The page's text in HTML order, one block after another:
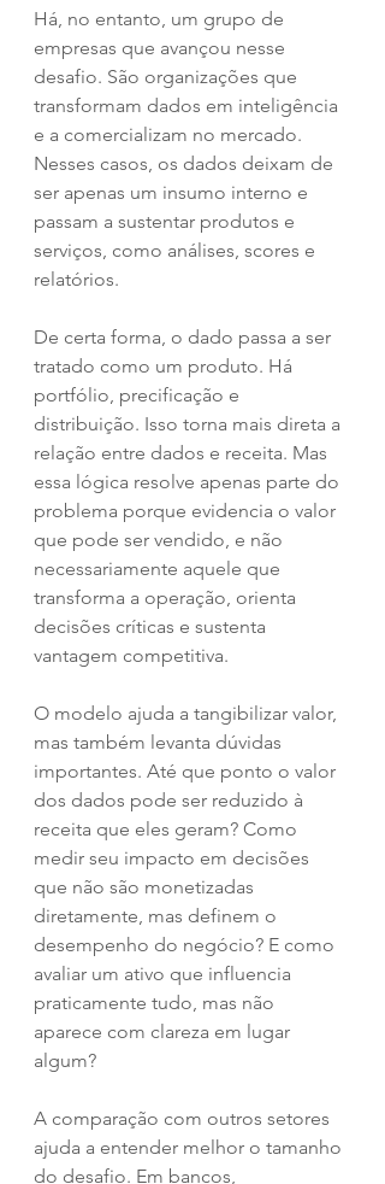
Há, no entanto, um grupo de
empresas que avançou nesse
desafio. São organizações que
transformam dados em inteligência
e a comercializam no mercado.
Nesses casos, os dados deixam de
ser apenas um insumo interno e
passam a sustentar produtos e
serviços, como análises, scores e
relatórios.
De certa forma, o dado passa a ser
tratado como um produto. Há
portfólio, precificação e
distribuição. Isso torna mais direta a
relação entre dados e receita. Mas
essa lógica resolve apenas parte do
problema porque evidencia o valor
que pode ser vendido, e não
necessariamente aquele que
transforma a operação, orienta
decisões críticas e sustenta
vantagem competitiva.
O modelo ajuda a tangibilizar valor,
mas também levanta dúvidas
importantes. Até que ponto o valor
dos dados pode ser reduzido à
receita que eles geram? Como
medir seu impacto em decisões
que não são monetizadas
diretamente, mas definem o
desempenho do negócio? E como
avaliar um ativo que influencia
praticamente tudo, mas não
aparece com clareza em lugar
algum?
A comparação com outros setores
ajuda a entender melhor o tamanho
do desafio. Em bancos,